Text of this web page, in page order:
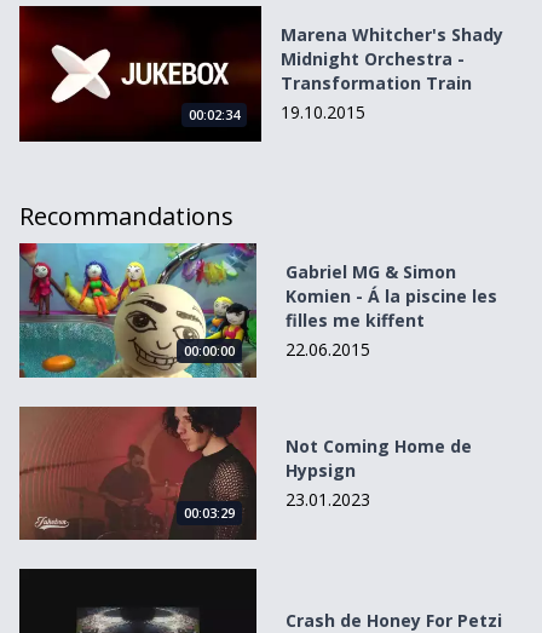
Marena Whitcher&#039;s Shady Midnight Orchestra -
00:02:34
Marena Whitcher's Shady
Midnight Orchestra -
Transformation Train
19.10.2015
Recommandations
Gabriel MG &amp; Simon Komien - Á la piscine les filles
00:00:00
Gabriel MG & Simon
Komien - Á la piscine les
filles me kiffent
22.06.2015
Not Coming Home de Hypsign
00:03:29
Not Coming Home de
Hypsign
23.01.2023
Crash de Honey For Petzi